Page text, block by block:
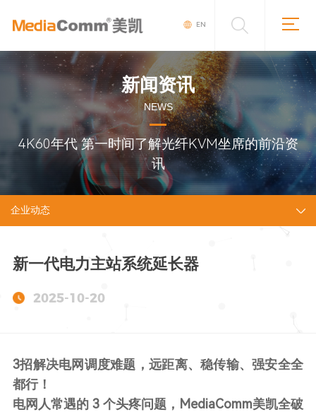
EN
新闻资讯
NEWS
4K60年代 第一时间了解光纤KVM坐席的前沿资
讯
企业动态
新一代电力主站系统延长器
2025-10-20
3招解决电网调度难题，远距离、稳传输、强安全全
都行！
电网人常遇的 3 个头疼问题，MediaComm美凯全破